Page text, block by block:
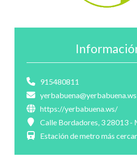
915480811
yerbabuena@yerbabuena.ws
https://yerbabuena.ws/
Calle Bordadores, 3 28013 -
Estación de metro más